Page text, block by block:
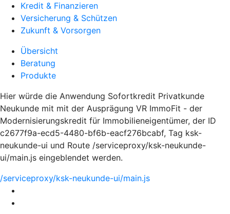
Kredit & Finanzieren
Versicherung & Schützen
Zukunft & Vorsorgen
Übersicht
Beratung
Produkte
Hier würde die Anwendung Sofortkredit Privatkunde
Neukunde mit mit der Ausprägung VR ImmoFit - der
Modernisierungskredit für Immobilieneigentümer, der ID
c2677f9a-ecd5-4480-bf6b-eacf276bcabf, Tag ksk-
neukunde-ui und Route /serviceproxy/ksk-neukunde-
ui/main.js eingeblendet werden.
/serviceproxy/ksk-neukunde-ui/main.js